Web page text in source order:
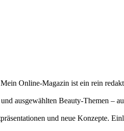
Online-Magazin ist ein rein
ausgewählten Beauty-Themen –
und neue Konzepte.